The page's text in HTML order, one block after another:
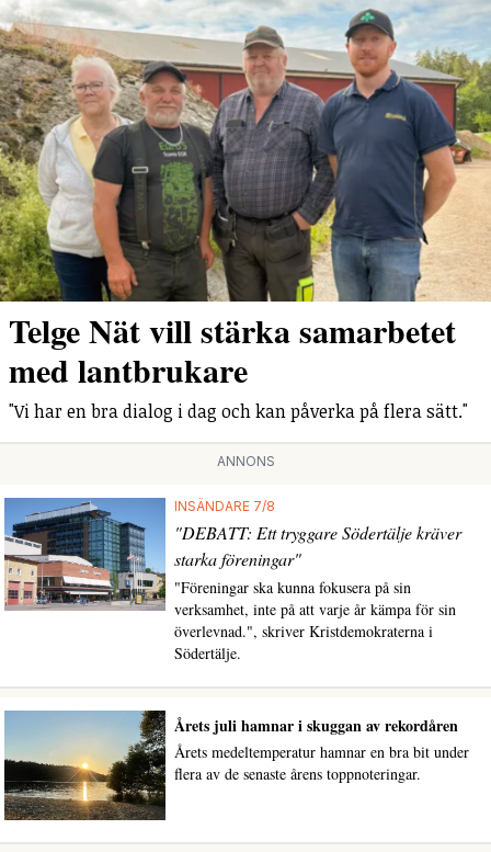
Telge Nät vill stärka samarbetet
med lantbrukare
"Vi har en bra dialog i dag och kan påverka på flera sätt."
ANNONS
INSÄNDARE 7/8
"DEBATT: Ett tryggare Södertälje kräver
starka föreningar"
"Föreningar ska kunna fokusera på sin
verksamhet, inte på att varje år kämpa för sin
överlevnad.", skriver Kristdemokraterna i
Södertälje.
Årets juli hamnar i skuggan av rekordåren
Årets medeltemperatur hamnar en bra bit under
flera av de senaste årens toppnoteringar.